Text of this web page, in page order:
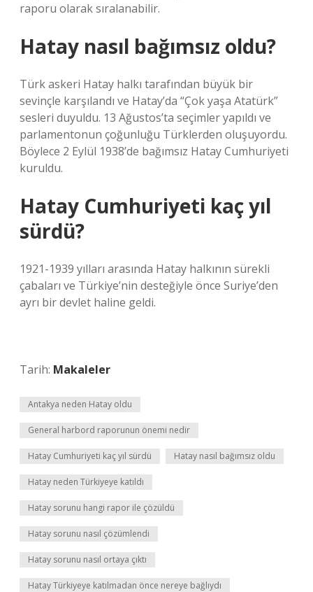
raporu olarak sıralanabilir.
Hatay nasıl bağımsız oldu?
Türk askeri Hatay halkı tarafından büyük bir
sevinçle karşılandı ve Hatay’da “Çok yaşa Atatürk”
sesleri duyuldu. 13 Ağustos’ta seçimler yapıldı ve
parlamentonun çoğunluğu Türklerden oluşuyordu.
Böylece 2 Eylül 1938’de bağımsız Hatay Cumhuriyeti
kuruldu.
Hatay Cumhuriyeti kaç yıl
sürdü?
1921-1939 yılları arasında Hatay halkının sürekli
çabaları ve Türkiye’nin desteğiyle önce Suriye’den
ayrı bir devlet haline geldi.
Tarih: Makaleler
Antakya neden Hatay oldu
General harbord raporunun önemi nedir
Hatay Cumhuriyeti kaç yıl sürdü Hatay nasıl bağımsız oldu
Hatay neden Türkiyeye katıldı
Hatay sorunu hangi rapor ile çözüldü
Hatay sorunu nasıl çözümlendi
Hatay sorunu nasıl ortaya çıktı
Hatay Türkiyeye katılmadan önce nereye bağlıydı